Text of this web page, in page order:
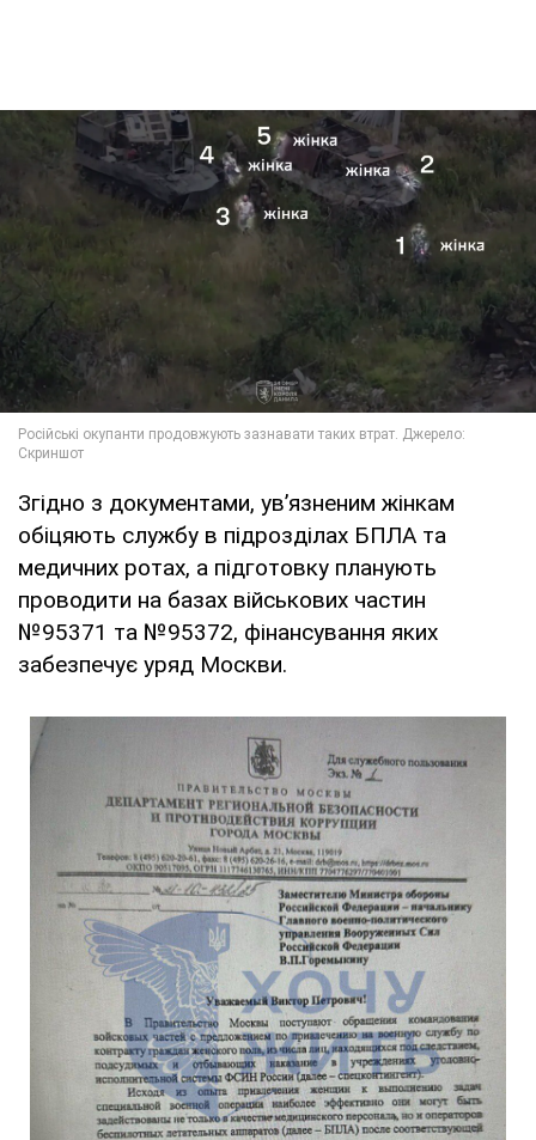
Згідно з документами, ув’язненим жінкам
обіцяють службу в підрозділах БПЛА та
медичних ротах, а підготовку планують
проводити на базах військових частин
№95371 та №95372, фінансування яких
забезпечує уряд Москви.